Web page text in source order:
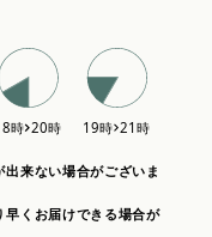
来ない場合がございま
くお届けできる場合が